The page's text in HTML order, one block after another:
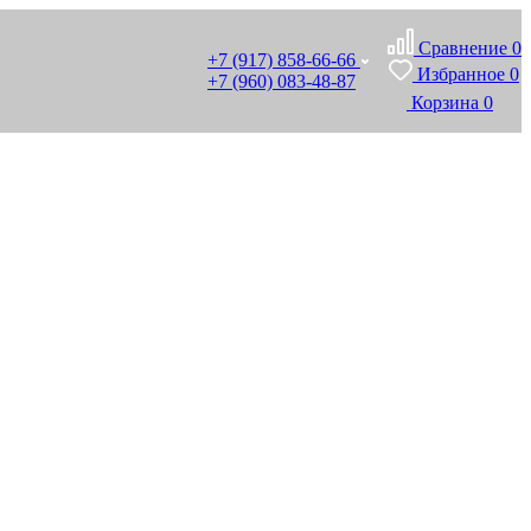
+7 (917) 858-66-66
+7 (960) 083-48-87
Сравнение 0
Избранное 0
Корзина 0